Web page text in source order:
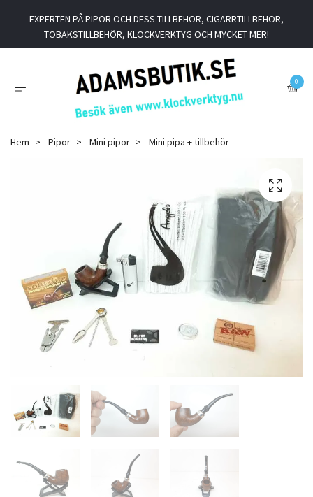
EXPERTEN PÅ PIPOR OCH DESS TILLBEHÖR, CIGARRTILLBEHÖR,
TOBAKSTILLBEHÖR, KLOCKVERKTYG OCH MYCKET MER!
0
Hem Pipor Mini pipor Mini pipa + tillbehör